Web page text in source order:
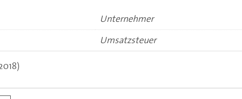
Unternehmer
Umsatzsteuer